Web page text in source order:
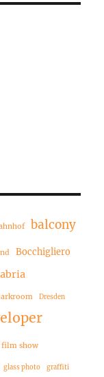
balcony
Bocchigliero
Dresden
film show
glass photo graffiti